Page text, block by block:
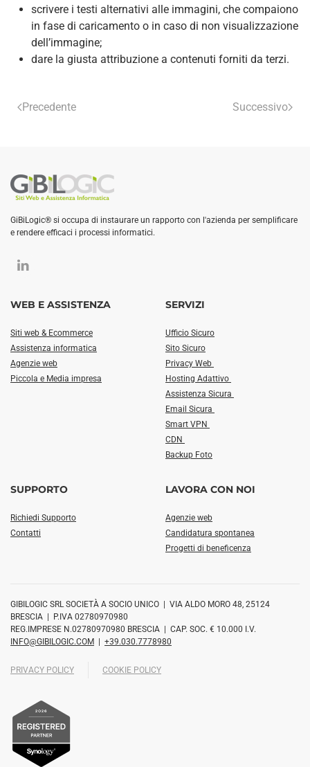
scrivere i testi alternativi alle immagini, che compaiono
in fase di caricamento o in caso di non visualizzazione
dell’immagine;
dare la giusta attribuzione a contenuti forniti da terzi.
Precedente Successivo
GiBiLogic® si occupa di instaurare un rapporto con l'azienda per semplificare
e rendere efficaci i processi informatici.
WEB E ASSISTENZA
Siti web & Ecommerce
Assistenza informatica
Agenzie web
Piccola e Media impresa
SERVIZI
Ufficio Sicuro
Sito Sicuro
Privacy Web
Hosting Adattivo
Assistenza Sicura
Email Sicura
Smart VPN
CDN
Backup Foto
SUPPORTO
Richiedi Supporto
Contatti
LAVORA CON NOI
Agenzie web
Candidatura spontanea
Progetti di beneficenza
GIBILOGIC SRL SOCIETÀ A SOCIO UNICO | VIA ALDO MORO 48, 25124
BRESCIA | P.IVA 02780970980
REG.IMPRESE N.02780970980 BRESCIA | CAP. SOC. € 10.000 I.V.
INFO@GIBILOGIC.COM | +39.030.7778980
PRIVACY POLICY COOKIE POLICY